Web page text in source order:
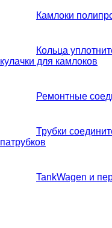
Камлоки
Кольца
кулачки для камлоков
Ремонтные
Трубки
патрубков
TankWagen и